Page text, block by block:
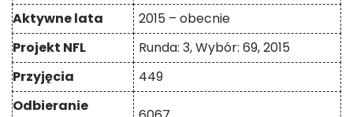
Aktywne lata
2015 – obecnie
Projekt NFL
Runda: 3, Wybór: 69, 2015
Przyjęcia
449
Odbieranie